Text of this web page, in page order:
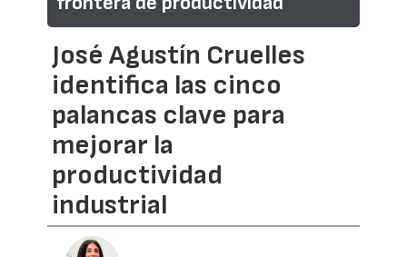
José Agustín Cruelles
identifica las cinco
palancas clave para
mejorar la
productividad
industrial